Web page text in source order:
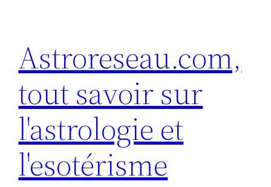
contenu
Astroreseau.com,
tout savoir sur
l'astrologie et
l'esotérisme